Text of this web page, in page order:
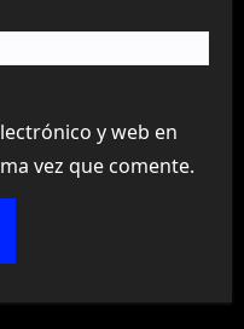
y web en
vez que comente.